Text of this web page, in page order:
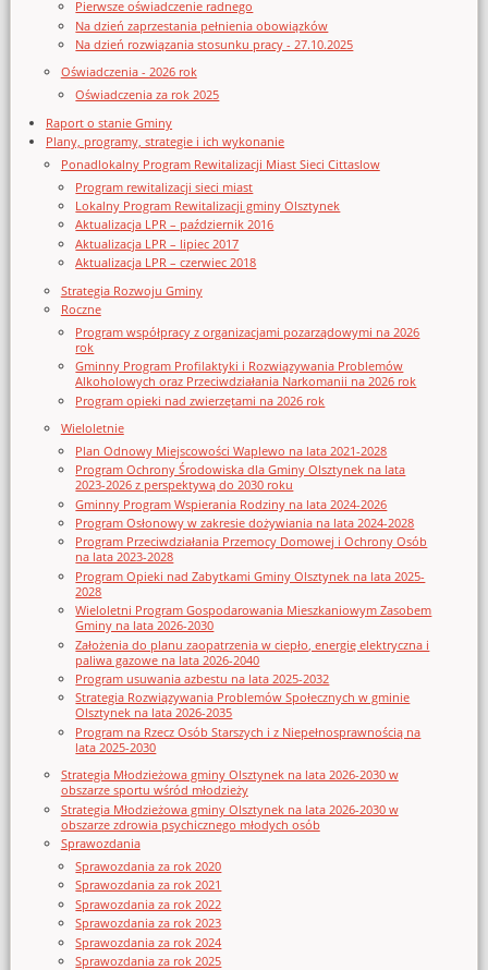
Pierwsze oświadczenie radnego
Na dzień zaprzestania pełnienia obowiązków
Na dzień rozwiązania stosunku pracy - 27.10.2025
Oświadczenia - 2026 rok
Oświadczenia za rok 2025
Raport o stanie Gminy
Plany, programy, strategie i ich wykonanie
Ponadlokalny Program Rewitalizacji Miast Sieci Cittaslow
Program rewitalizacji sieci miast
Lokalny Program Rewitalizacji gminy Olsztynek
Aktualizacja LPR – październik 2016
Aktualizacja LPR – lipiec 2017
Aktualizacja LPR – czerwiec 2018
Strategia Rozwoju Gminy
Roczne
Program współpracy z organizacjami pozarządowymi na 2026
rok
Gminny Program Profilaktyki i Rozwiązywania Problemów
Alkoholowych oraz Przeciwdziałania Narkomanii na 2026 rok
Program opieki nad zwierzętami na 2026 rok
Wieloletnie
Plan Odnowy Miejscowości Waplewo na lata 2021-2028
Program Ochrony Środowiska dla Gminy Olsztynek na lata
2023-2026 z perspektywą do 2030 roku
Gminny Program Wspierania Rodziny na lata 2024-2026
Program Osłonowy w zakresie dożywiania na lata 2024-2028
Program Przeciwdziałania Przemocy Domowej i Ochrony Osób
na lata 2023-2028
Program Opieki nad Zabytkami Gminy Olsztynek na lata 2025-
2028
Wieloletni Program Gospodarowania Mieszkaniowym Zasobem
Gminy na lata 2026-2030
Założenia do planu zaopatrzenia w ciepło, energię elektryczna i
paliwa gazowe na lata 2026-2040
Program usuwania azbestu na lata 2025-2032
Strategia Rozwiązywania Problemów Społecznych w gminie
Olsztynek na lata 2026-2035
Program na Rzecz Osób Starszych i z Niepełnosprawnością na
lata 2025-2030
Strategia Młodzieżowa gminy Olsztynek na lata 2026-2030 w
obszarze sportu wśród młodzieży
Strategia Młodzieżowa gminy Olsztynek na lata 2026-2030 w
obszarze zdrowia psychicznego młodych osób
Sprawozdania
Sprawozdania za rok 2020
Sprawozdania za rok 2021
Sprawozdania za rok 2022
Sprawozdania za rok 2023
Sprawozdania za rok 2024
Sprawozdania za rok 2025